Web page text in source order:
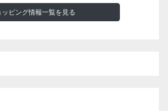
ッピング情報一覧を見る